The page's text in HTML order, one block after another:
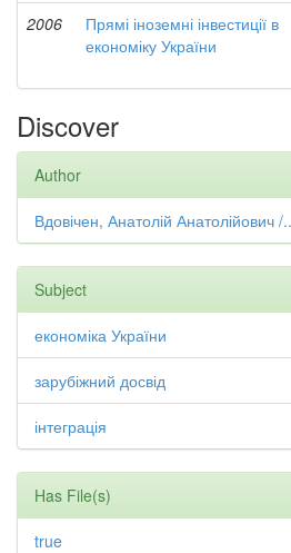
2006
Прямі іноземні інвестиції в
економіку України
Discover
Author
Вдовічен, Анатолій Анатолійович /
Subject
економіка України
зарубіжний досвід
інтеграція
Has File(s)
true